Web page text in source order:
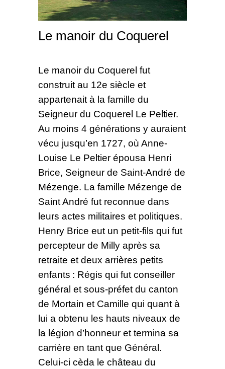
Le manoir du Coquerel
Le manoir du Coquerel fut
construit au 12e siècle et
appartenait à la famille du
Seigneur du Coquerel Le Peltier.
Au moins 4 générations y auraient
vécu jusqu’en 1727, où Anne-
Louise Le Peltier épousa Henri
Brice, Seigneur de Saint-André de
Mézenge. La famille Mézenge de
Saint André fut reconnue dans
leurs actes militaires et politiques.
Henry Brice eut un petit-fils qui fut
percepteur de Milly après sa
retraite et deux arrières petits
enfants : Régis qui fut conseiller
général et sous-préfet du canton
de Mortain et Camille qui quant à
lui a obtenu les hauts niveaux de
la légion d’honneur et termina sa
carrière en tant que Général.
Celui-ci cèda le château du